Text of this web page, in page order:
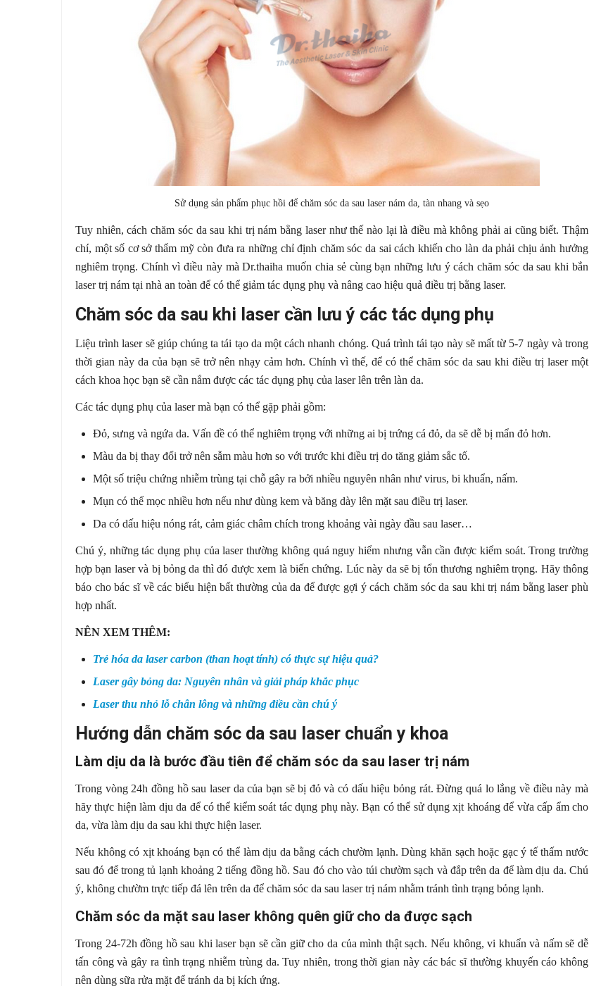
Sử dụng sản phẩm phục hồi để chăm sóc da sau laser nám da, tàn nhang và sẹo
Tuy nhiên, cách chăm sóc da sau khi trị nám bằng laser như thế nào lại là điều mà không phải ai cũng biết. Thậm
chí, một số cơ sở thẩm mỹ còn đưa ra những chỉ định chăm sóc da sai cách khiến cho làn da phải chịu ảnh hưởng
nghiêm trọng. Chính vì điều này mà Dr.thaiha muốn chia sẻ cùng bạn những lưu ý cách chăm sóc da sau khi bắn
laser trị nám tại nhà an toàn để có thể giảm tác dụng phụ và nâng cao hiệu quả điều trị bằng laser.
Chăm sóc da sau khi laser cần lưu ý các tác dụng phụ
Liệu trình laser sẽ giúp chúng ta tái tạo da một cách nhanh chóng. Quá trình tái tạo này sẽ mất từ 5-7 ngày và trong
thời gian này da của bạn sẽ trở nên nhạy cảm hơn. Chính vì thế, để có thể chăm sóc da sau khi điều trị laser một
cách khoa học bạn sẽ cần nắm được các tác dụng phụ của laser lên trên làn da.
Các tác dụng phụ của laser mà bạn có thể gặp phải gồm:
Đỏ, sưng và ngứa da. Vấn đề có thể nghiêm trọng với những ai bị trứng cá đỏ, da sẽ dễ bị mẩn đỏ hơn.
Màu da bị thay đổi trở nên sẫm màu hơn so với trước khi điều trị do tăng giảm sắc tố.
Một số triệu chứng nhiễm trùng tại chỗ gây ra bởi nhiều nguyên nhân như virus, bi khuẩn, nấm.
Mụn có thể mọc nhiều hơn nếu như dùng kem và băng dày lên mặt sau điều trị laser.
Da có dấu hiệu nóng rát, cảm giác châm chích trong khoảng vài ngày đầu sau laser…
Chú ý, những tác dụng phụ của laser thường không quá nguy hiểm nhưng vẫn cần được kiểm soát. Trong trường
hợp bạn laser và bị bỏng da thì đó được xem là biến chứng. Lúc này da sẽ bị tổn thương nghiêm trọng. Hãy thông
báo cho bác sĩ về các biểu hiện bất thường của da để được gợi ý cách chăm sóc da sau khi trị nám bằng laser phù
hợp nhất.
NÊN XEM THÊM:
Trẻ hóa da laser carbon (than hoạt tính) có thực sự hiệu quả?
Laser gây bỏng da: Nguyên nhân và giải pháp khắc phục
Laser thu nhỏ lỗ chân lông và những điều cần chú ý
Hướng dẫn chăm sóc da sau laser chuẩn y khoa
Làm dịu da là bước đầu tiên để chăm sóc da sau laser trị nám
Trong vòng 24h đồng hồ sau laser da của bạn sẽ bị đỏ và có dấu hiệu bỏng rát. Đừng quá lo lắng về điều này mà
hãy thực hiện làm dịu da để có thể kiểm soát tác dụng phụ này. Bạn có thể sử dụng xịt khoáng để vừa cấp ẩm cho
da, vừa làm dịu da sau khi thực hiện laser.
Nếu không có xịt khoáng bạn có thể làm dịu da bằng cách chườm lạnh. Dùng khăn sạch hoặc gạc ý tế thấm nước
sau đó để trong tủ lạnh khoảng 2 tiếng đồng hồ. Sau đó cho vào túi chườm sạch và đắp trên da để làm dịu da. Chú
ý, không chườm trực tiếp đá lên trên da để chăm sóc da sau laser trị nám nhằm tránh tình trạng bỏng lạnh.
Chăm sóc da mặt sau laser không quên giữ cho da được sạch
Trong 24-72h đồng hồ sau khi laser bạn sẽ cần giữ cho da của mình thật sạch. Nếu không, vi khuẩn và nấm sẽ dễ
tấn công và gây ra tình trạng nhiễm trùng da. Tuy nhiên, trong thời gian này các bác sĩ thường khuyến cáo không
nên dùng sữa rửa mặt để tránh da bị kích ứng.